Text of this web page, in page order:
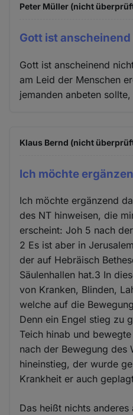
Peter Müller (nicht
Gott ist
Gott ist anscheinend
am Leid der Menschen
jemanden anbeten
Klaus Bernd (nicht
Ich möchte
Ich möchte ergänzend
des NT hinweisen, die
erscheint: Joh 5 nach
2 Es ist aber in
der auf Hebräisch
Säulenhallen hat.3 In
von Kranken, Blinden,
welche auf die
Denn ein Engel stieg zu
Teich hinab und
nach der Bewegung des
hineinstieg, der wurde
Krankheit er auch
Das heißt nichts